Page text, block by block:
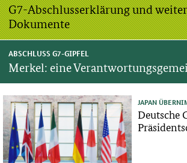
G7-Abschlusserklärung und
Dokumente
ABSCHLUSS G7-GIPFEL
Merkel: eine
JAPAN
Deutsche